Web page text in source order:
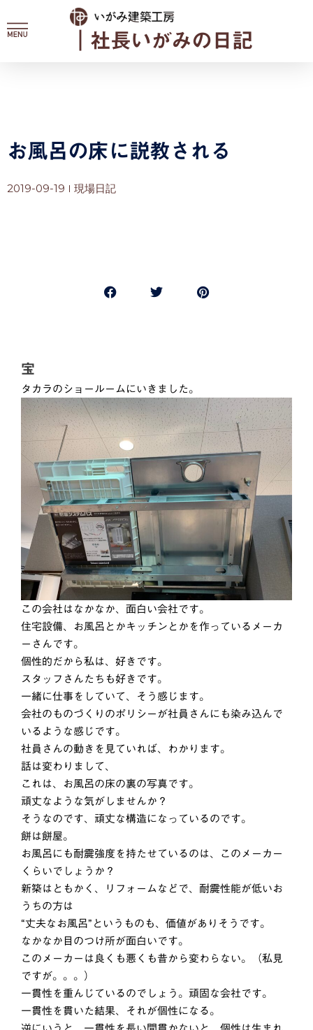
容
｜社長いがみの日記
お風呂の床に説教される
2019-09-19 現場日記
宝
タカラのショールームにいきました。
この会社はなかなか、面白い会社です。
住宅設備、お風呂とかキッチンとかを作っているメーカ
ーさんです。
個性的だから私は、好きです。
スタッフさんたちも好きです。
一緒に仕事をしていて、そう感じます。
会社のものづくりのポリシーが社員さんにも染み込んで
いるような感じです。
社員さんの動きを見ていれば、わかります。
話は変わりまして、
これは、お風呂の床の裏の写真です。
頑丈なような気がしませんか？
そうなのです、頑丈な構造になっているのです。
餅は餅屋。
お風呂にも耐震強度を持たせているのは、このメーカー
くらいでしょうか？
新築はともかく、リフォームなどで、耐震性能が低いお
うちの方は
“丈夫なお風呂”というものも、価値がありそうです。
なかなか目のつけ所が面白いです。
このメーカーは良くも悪くも昔から変わらない。（私見
ですが。。。）
一貫性を重んじているのでしょう。頑固な会社です。
一貫性を貫いた結果、それが個性になる。